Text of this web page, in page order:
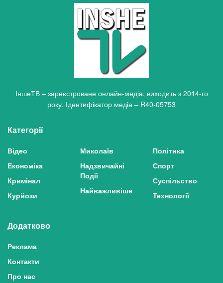
ІншеТВ – зареєстроване онлайн-медіа, виходить з 2014-го
року. Ідентифікатор медіа – R40-05753
Категорії
Відео
Економіка
Кримінал
Курйози
Миколаїв
Надзвичайні
Події
Найважливіше
Політика
Спорт
Суспільство
Технології
Додатково
Реклама
Контакти
Про нас